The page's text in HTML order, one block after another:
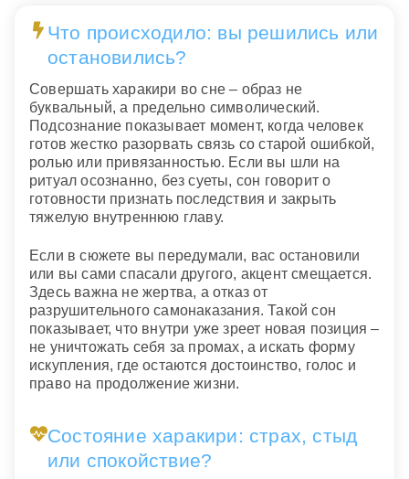
Что происходило: вы решились или
остановились?
Совершать харакири во сне – образ не
буквальный, а предельно символический.
Подсознание показывает момент, когда человек
готов жестко разорвать связь со старой ошибкой,
ролью или привязанностью. Если вы шли на
ритуал осознанно, без суеты, сон говорит о
готовности признать последствия и закрыть
тяжелую внутреннюю главу.
Если в сюжете вы передумали, вас остановили
или вы сами спасали другого, акцент смещается.
Здесь важна не жертва, а отказ от
разрушительного самонаказания. Такой сон
показывает, что внутри уже зреет новая позиция –
не уничтожать себя за промах, а искать форму
искупления, где остаются достоинство, голос и
право на продолжение жизни.
Состояние харакири: страх, стыд
или спокойствие?